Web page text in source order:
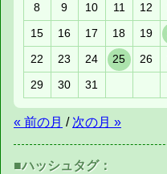
8
9 10 11 12
15
16 17 18 19
22
23 24 25 26
29
30 31
« 前の月 / 次の月 »
■ハッシュタグ：